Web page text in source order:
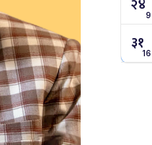
२४9
३१16